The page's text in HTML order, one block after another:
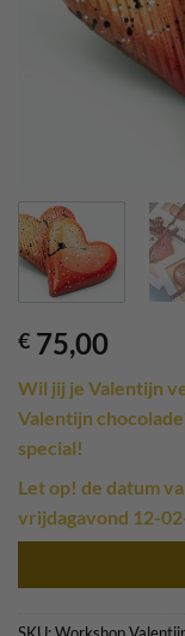
€ 75,00
Wil jij je Valentijn
Valentijn
special!
Let op! de datum
vrijdagavond 12-
SKU:Workshop